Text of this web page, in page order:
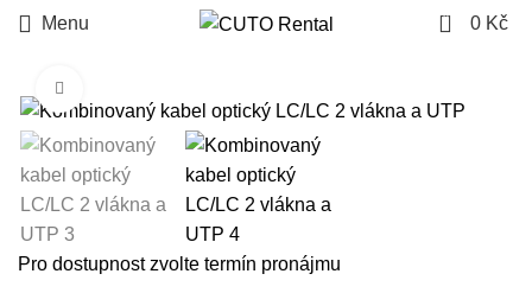
Menu 0 0 Kč
Pro dostupnost zvolte termín pronájmu